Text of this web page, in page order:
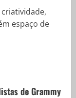
criatividade,
espaço de
de Grammy